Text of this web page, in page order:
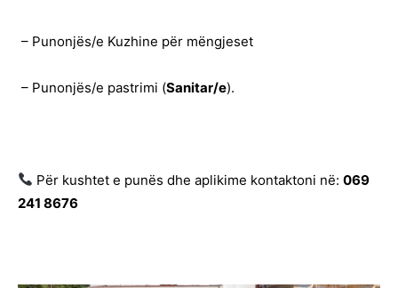
– Punonjës/e Kuzhine për mëngjeset
– Punonjës/e pastrimi (Sanitar/e).
Për kushtet e punës dhe aplikime kontaktoni në:069
241 8676